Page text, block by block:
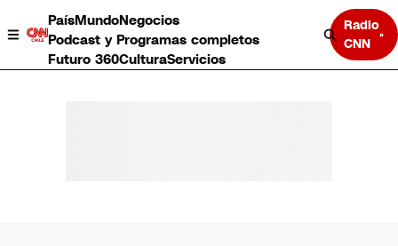
PaísMundoNegocios
Podcast y Programas completos
Futuro 360CulturaServicios
Radio
CNN